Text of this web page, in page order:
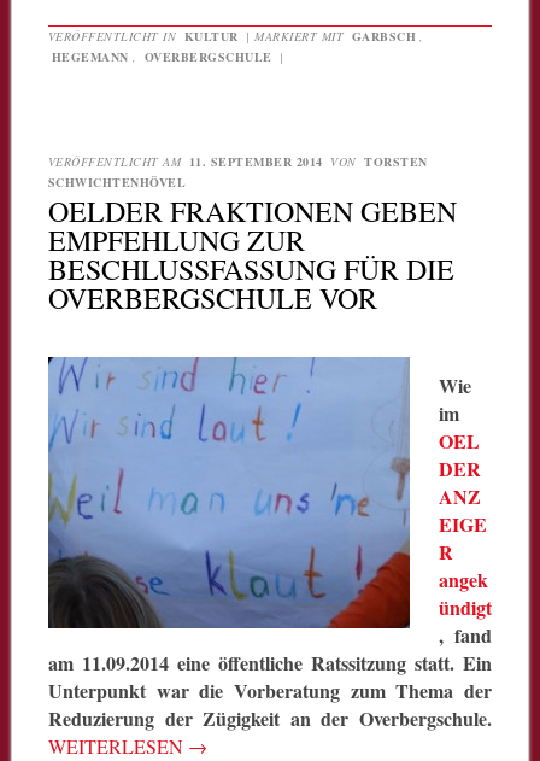
VERÖFFENTLICHT IN KULTUR |MARKIERT MIT GARBSCH ,
HEGEMANN , OVERBERGSCHULE |
VERÖFFENTLICHT AM 11. SEPTEMBER 2014 VON TORSTEN
SCHWICHTENHÖVEL
OELDER FRAKTIONEN GEBEN
EMPFEHLUNG ZUR
BESCHLUSSFASSUNG FÜR DIE
OVERBERGSCHULE VOR
Wie
im
OEL
DER
ANZ
EIGE
R
angek
ündigt
, fand
am 11.09.2014 eine öffentliche Ratssitzung statt. Ein
Unterpunkt war die Vorberatung zum Thema der
Reduzierung der Zügigkeit an der Overbergschule.
WEITERLESEN →